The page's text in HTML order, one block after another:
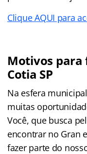
Clique AQUI para
Motivos para
Cotia SP
Na esfera
muitas
Você, que busca
encontrar no Gran
fazer parte do